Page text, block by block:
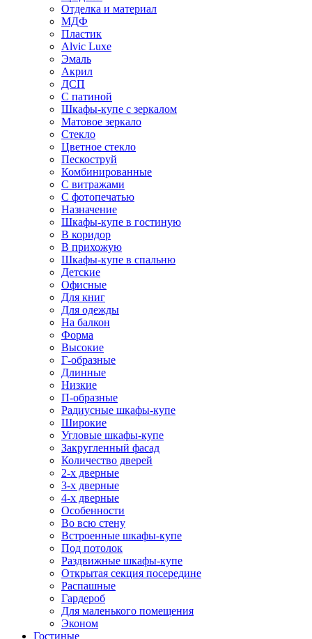
Отделка и материал
МДФ
Пластик
Alvic Luxe
Эмаль
Акрил
ДСП
С патиной
Шкафы-купе с зеркалом
Матовое зеркало
Стекло
Цветное стекло
Пескоструй
Комбинированные
С витражами
С фотопечатью
Назначение
Шкафы-купе в гостиную
В коридор
В прихожую
Шкафы-купе в спальню
Детские
Офисные
Для книг
Для одежды
На балкон
Форма
Высокие
Г-образные
Длинные
Низкие
П-образные
Радиусные шкафы-купе
Широкие
Угловые шкафы-купе
Закругленный фасад
Количество дверей
2-х дверные
3-х дверные
4-х дверные
Особенности
Во всю стену
Встроенные шкафы-купе
Под потолок
Раздвижные шкафы-купе
Открытая секция посередине
Распашные
Гардероб
Для маленького помещения
Эконом
Гостиные